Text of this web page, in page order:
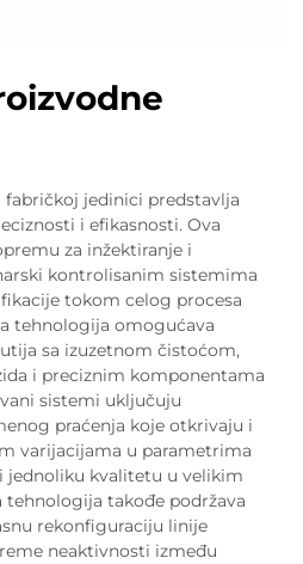
jedinici predstavlja
i efikasnosti. Ova
za inžektiranje i
kontrolisanim sistemima
tokom celog procesa
tehnologija omogućava
sa izuzetnom čistoćom,
i preciznim komponentama
sistemi uključuju
praćenja koje otkrivaju i
varijacijama u parametrima
jednoliku kvalitetu u velikim
tehnologija takođe podržava
rekonfiguraciju linije
neaktivnosti između